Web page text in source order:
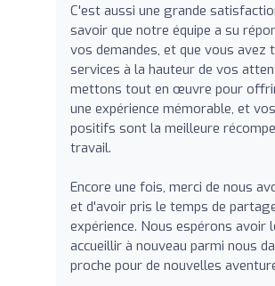
C'est aussi une grande
savoir que notre équipe a su
vos demandes, et que vous avez
services à la hauteur de vos
mettons tout en œuvre pour
une expérience mémorable, et
positifs sont la meilleure
travail.
Encore une fois, merci de nous
et d'avoir pris le temps de
expérience. Nous espérons avoir
accueillir à nouveau parmi nous
proche pour de nouvelles